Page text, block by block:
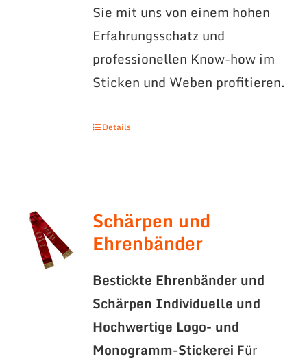
Sie mit uns von einem hohen
Erfahrungsschatz und
professionellen Know-how im
Sticken und Weben profitieren.
Details
Schärpen und
Ehrenbänder
Bestickte Ehrenbänder und
Schärpen Individuelle und
Hochwertige Logo- und
Monogramm-Stickerei Für